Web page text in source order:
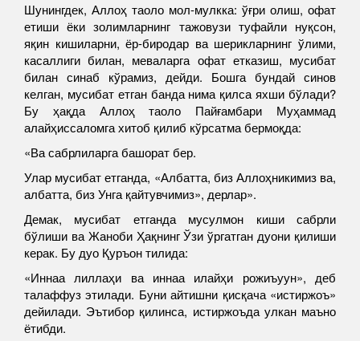
Шунингдек, Аллоҳ таоло мол-мулкка: ўғри олиш, офат
етиши ёки золимларнинг тажовузи туфайли нуқсон,
яқин кишиларни, ёр-биродар ва шерикларнинг ўлими,
касаллиги билан, меваларга офат етказиш, мусибат
билан синаб кўрамиз, дейди. Бошга бундай синов
келган, мусибат етган банда нима қилса яхши бўлади?
Бу ҳақда Аллоҳ таоло Пайғамбари Муҳаммад
алайҳиссаломга хитоб қилиб кўрсатма бермоқда:
«Ва сабрлиларга башорат бер.
Улар мусибат етганда, «Албатта, биз Аллоҳникимиз ва,
албатта, биз Унга қайтувчимиз», дерлар».
Демак, мусибат етганда мусулмон киши сабрли
бўлиши ва Жаноби Ҳақнинг Ўзи ўргатган дуони қилиши
керак. Бу дуо Қуръон тилида:
«Иннаа лиллаҳи ва иннаа илайҳи рожиъуун», деб
талаффуз этилади. Буни айтишни қисқача «истиржоъ»
дейилади. Эътибор қилинса, истиржоъда улкан маъно
ётибди.